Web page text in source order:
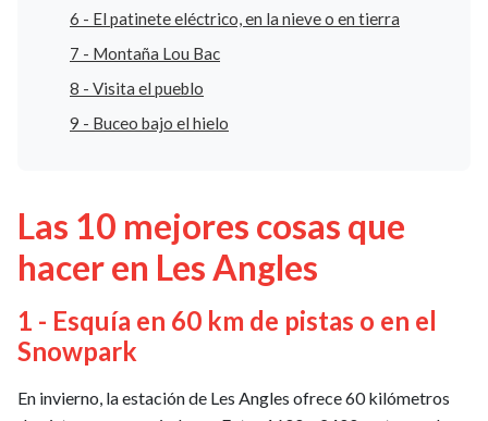
6 - El patinete eléctrico, en la nieve o en tierra
7 - Montaña Lou Bac
8 - Visita el pueblo
9 - Buceo bajo el hielo
Las 10 mejores cosas que
hacer en Les Angles
1 - Esquía en 60 km de pistas o en el
Snowpark
En invierno, la estación de Les Angles ofrece 60 kilómetros